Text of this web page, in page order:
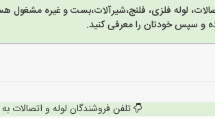
لوله فلزی، فلنج،شیرآلات،بست و غیره مشغول
و سپس خودتان را معرفی کنید.
تلفن فروشندگان لوله و اتصالات